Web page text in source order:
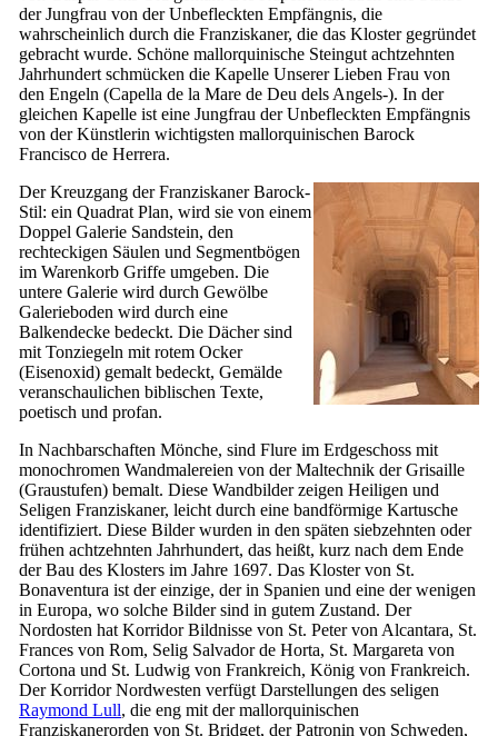
der Jungfrau von der Unbefleckten Empfängnis, die
wahrscheinlich durch die Franziskaner, die das Kloster gegründet
gebracht wurde. Schöne mallorquinische Steingut achtzehnten
Jahrhundert schmücken die Kapelle Unserer Lieben Frau von
den Engeln (Capella de la Mare de Deu dels Angels-). In der
gleichen Kapelle ist eine Jungfrau der Unbefleckten Empfängnis
von der Künstlerin wichtigsten mallorquinischen Barock
Francisco de Herrera.
Der Kreuzgang der Franziskaner Barock-
Stil: ein Quadrat Plan, wird sie von einem
Doppel Galerie Sandstein, den
rechteckigen Säulen und Segmentbögen
im Warenkorb Griffe umgeben. Die
untere Galerie wird durch Gewölbe
Galerieboden wird durch eine
Balkendecke bedeckt. Die Dächer sind
mit Tonziegeln mit rotem Ocker
(Eisenoxid) gemalt bedeckt, Gemälde
veranschaulichen biblischen Texte,
poetisch und profan.
In Nachbarschaften Mönche, sind Flure im Erdgeschoss mit
monochromen Wandmalereien von der Maltechnik der Grisaille
(Graustufen) bemalt. Diese Wandbilder zeigen Heiligen und
Seligen Franziskaner, leicht durch eine bandförmige Kartusche
identifiziert. Diese Bilder wurden in den späten siebzehnten oder
frühen achtzehnten Jahrhundert, das heißt, kurz nach dem Ende
der Bau des Klosters im Jahre 1697. Das Kloster von St.
Bonaventura ist der einzige, der in Spanien und eine der wenigen
in Europa, wo solche Bilder sind in gutem Zustand. Der
Nordosten hat Korridor Bildnisse von St. Peter von Alcantara, St.
Frances von Rom, Selig Salvador de Horta, St. Margareta von
Cortona und St. Ludwig von Frankreich, König von Frankreich.
Der Korridor Nordwesten verfügt Darstellungen des seligen
Raymond Lull, die eng mit der mallorquinischen
Franziskanerorden von St. Bridget, der Patronin von Schweden,